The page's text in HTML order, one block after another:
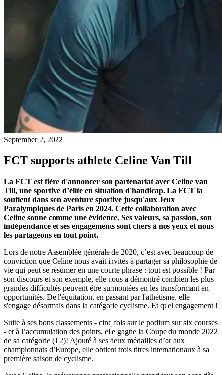
September 2, 2022
FCT supports athlete Celine Van Till
La FCT est fière d'annoncer son partenariat avec Celine van
Till, une sportive d’élite en situation d'handicap. La FCT la
soutient dans son aventure sportive jusqu'aux Jeux
Paralympiques de Paris en 2024. Cette collaboration avec
Celine sonne comme une évidence. Ses valeurs, sa passion, son
indépendance et ses engagements sont chers à nos yeux et nous
les partageons en tout point.
Lors de notre Assemblée générale de 2020, c’est avec beaucoup de
conviction que Celine nous avait invités à partager sa philosophie de
vie qui peut se résumer en une courte phrase : tout est possible ! Par
son discours et son exemple, elle nous a démontré combien les plus
grandes difficultés peuvent être surmontées en les transformant en
opportunités. De l'équitation, en passant par l'athètisme, elle
s'engage désormais dans la catégorie cyclisme. Et quel engagement !
Suite à ses bons classements - cinq fois sur le podium sur six courses
- et à l’accumulation des points, elle gagne la Coupe du monde 2022
de sa catégorie (T2)! Ajouté à ses deux médailles d’or aux
championnats d’Europe, elle obtient trois titres internationaux à sa
première saison de cyclisme.